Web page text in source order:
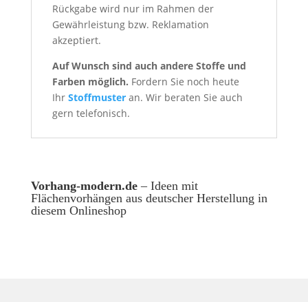
Rückgabe wird nur im Rahmen der
Gewährleistung bzw. Reklamation
akzeptiert.
Auf Wunsch sind auch andere Stoffe und
Farben möglich. Fordern Sie noch heute
Ihr Stoffmuster an. Wir beraten Sie auch
gern telefonisch.
Vorhang-modern.de– Ideen mit
Flächenvorhängen aus deutscher Herstellung in
diesem Onlineshop